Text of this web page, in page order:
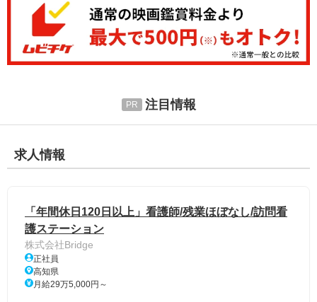
注目情報
求人情報
「年間休日120日以上」看護師/残業ほぼなし/訪問看
護ステーション
株式会社Bridge
正社員
高知県
月給29万5,000円～